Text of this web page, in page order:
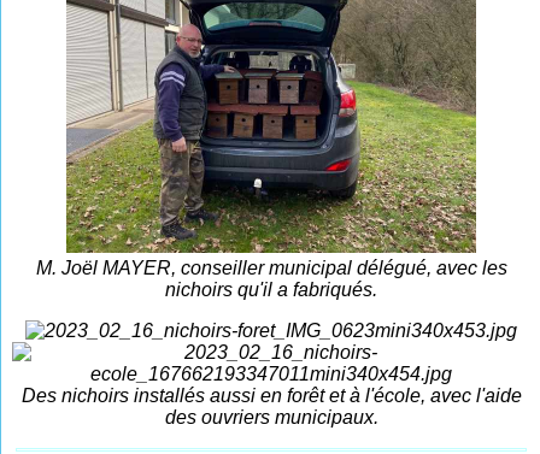
M. Joël MAYER, conseiller municipal délégué, avec les
nichoirs qu'il a fabriqués.
Des nichoirs installés aussi en forêt et à l'école, avec l'aide
des ouvriers municipaux.